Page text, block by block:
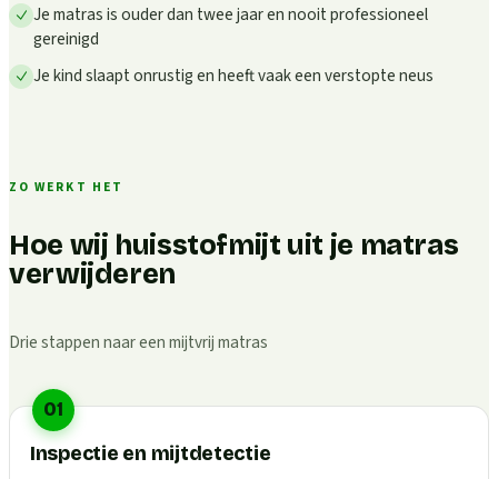
Je matras is ouder dan twee jaar en nooit professioneel
gereinigd
Je kind slaapt onrustig en heeft vaak een verstopte neus
ZO WERKT HET
Hoe wij huisstofmijt uit je matras
verwijderen
Drie stappen naar een mijtvrij matras
01
Inspectie en mijtdetectie